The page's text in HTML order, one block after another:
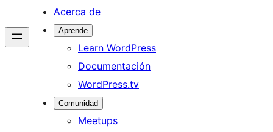
Acerca de
Aprende
Learn WordPress
Documentación
WordPress.tv
Comunidad
Meetups